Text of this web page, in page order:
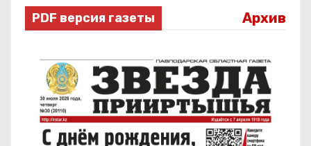
PDF версия газеты Архив